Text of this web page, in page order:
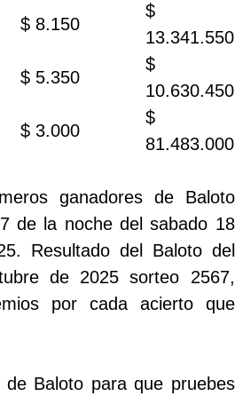
$ 8.150
$
13.341.550
$ 5.350
$
10.630.450
$ 3.000
$
81.483.000
ganadores de Baloto
de la noche del sabado 18
Resultado del Baloto del
de 2025 sorteo 2567,
por cada acierto que
de Baloto para que pruebes